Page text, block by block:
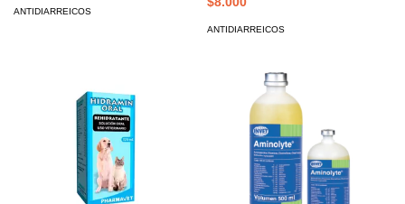
ANTIDIARREICOS
ANTIDIARREICOS